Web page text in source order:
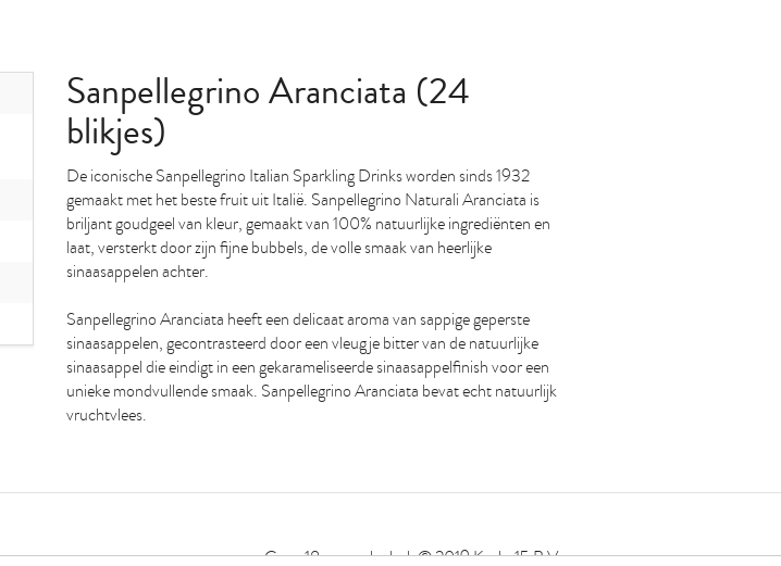
Sanpellegrino Aranciata (24
blikjes)
De iconische Sanpellegrino Italian Sparkling Drinks worden sinds 1932
gemaakt met het beste fruit uit Italië. Sanpellegrino Naturali Aranciata is
briljant goudgeel van kleur, gemaakt van 100% natuurlijke ingrediënten en
laat, versterkt door zijn fijne bubbels, de volle smaak van heerlijke
sinaasappelen achter.
Sanpellegrino Aranciata heeft een delicaat aroma van sappige geperste
sinaasappelen, gecontrasteerd door een vleugje bitter van de natuurlijke
sinaasappel die eindigt in een gekarameliseerde sinaasappelfinish voor een
unieke mondvullende smaak. Sanpellegrino Aranciata bevat echt natuurlijk
vruchtvlees.
Geen 18, geen alcohol. © 2019 Kepler15 B.V.